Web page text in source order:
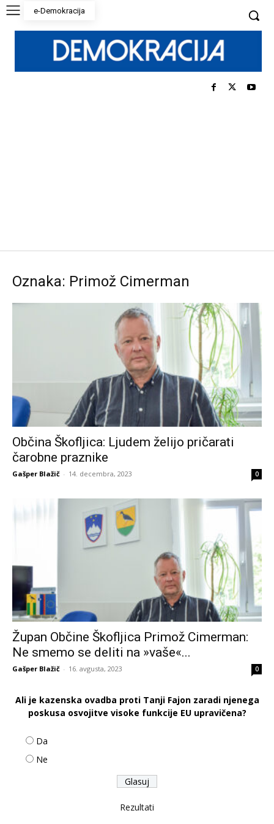
e-Demokracija
Oznaka: Primož Cimerman
Občina Škofljica: Ljudem želijo pričarati
čarobne praznike
Gašper Blažič - 14. decembra, 2023 0
Župan Občine Škofljica Primož Cimerman:
Ne smemo se deliti na »vaše«...
Gašper Blažič - 16. avgusta, 2023 0
Ali je kazenska ovadba proti Tanji Fajon zaradi njenega
poskusa osvojitve visoke funkcije EU upravičena?
Da
Ne
Rezultati